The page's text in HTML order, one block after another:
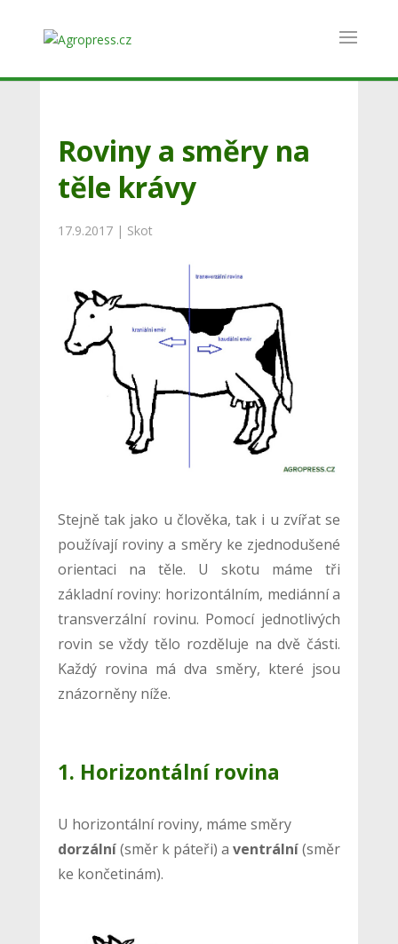
Roviny a směry na
těle krávy
17.9.2017| Skot
Stejně tak jako u člověka, tak i u zvířat se
používají roviny a směry ke zjednodušené
orientaci na těle. U skotu máme tři
základní roviny: horizontálním, mediánní a
transverzální rovinu. Pomocí jednotlivých
rovin se vždy tělo rozděluje na dvě části.
Každý rovina má dva směry, které jsou
znázorněny níže.
1. Horizontální rovina
U horizontální roviny, máme směry
dorzální(směr k páteři) a ventrální(směr
ke končetinám).